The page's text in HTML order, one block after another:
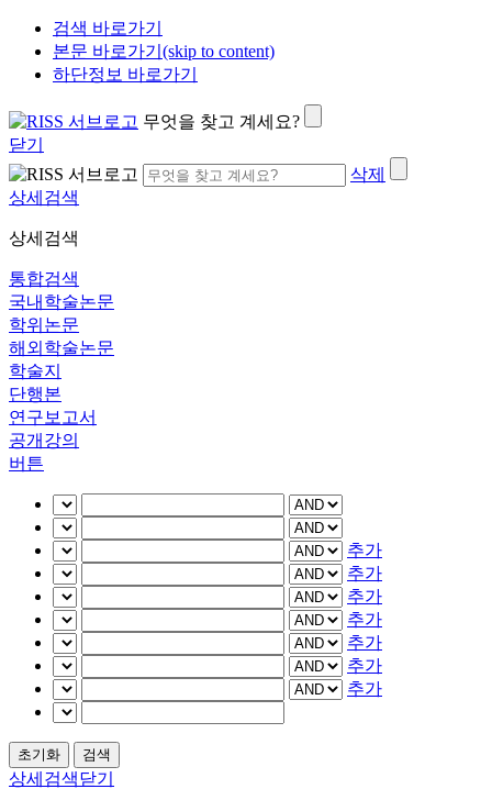
검색 바로가기
본문 바로가기(skip to content)
하단정보 바로가기
무엇을 찾고 계세요?
닫기
삭제
상세검색
상세검색
통합검색
국내학술논문
학위논문
해외학술논문
학술지
단행본
연구보고서
공개강의
버튼
추가
추가
추가
추가
추가
추가
추가
상세검색닫기